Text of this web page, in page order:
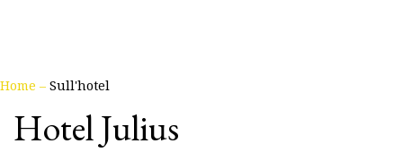
Home – Sull'hotel
Hotel Julius